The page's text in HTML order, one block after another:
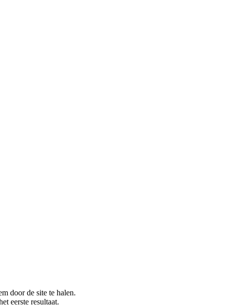
door de site te halen.
eerste resultaat.